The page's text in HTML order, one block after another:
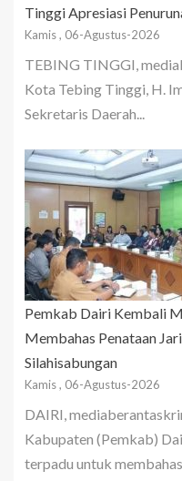
Tinggi Apresiasi
Kamis , 06-Agustus-2026
TEBING TINGGI,
Kota Tebing Tinggi, H.
Sekretaris Daerah...
Pemkab Dairi Kembali
Membahas Penataan
Silahisabungan
Kamis , 06-Agustus-2026
DAIRI,
Kabupaten (Pemkab)
terpadu untuk